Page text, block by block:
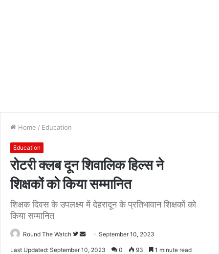
Home / Education
Education
रोटरी क्लब दून शिवालिक हिल्स ने
शिक्षकों को किया सम्मानित
शिक्षक दिवस के उपलक्ष्य में देहरादून के प्रतिभावान शिक्षकों को
किया सम्मानित
Round The Watch
Follow
SendSeptember 10, 2023
Last Updated: September 10, 2023 0 93 1 minute read